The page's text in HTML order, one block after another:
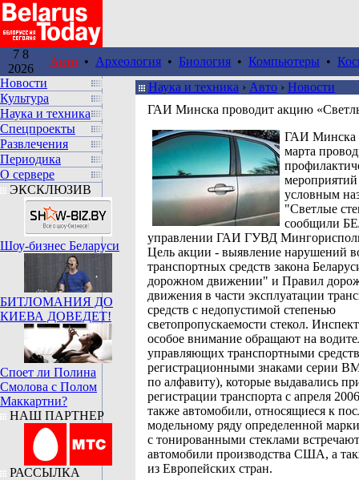
7 8
2026
Авто • Археология • Биология • Компьютеры •
Новости
Культура
Наука и техника
Спецпроекты
Развлечения
Периодика
О сервере
ЭКСКЛЮЗИВ
Шоу-бизнес Беларуси
БИТЛОМАНИЯ ДО
КИЕВА ДОВЕДЕТ!
Споет ли Полина
Смолова с Полом
Маккартни?
НАШ ПАРТНЕР
РАССЫЛКА
Наука и техника › Авто › Новости
ГАИ Минска проводит акцию
ГАИ Минска
марта
условным
"Светлые
сообщили
управлении ГАИ ГУВД
Цель акции - выявление нарушений
транспортных средств закона
дорожном движении" и Правил
движения в части эксплуатации
средств с недопустимой степенью
светопропускаемости стекол.
особое внимание обращают на
управляющих транспортными
регистрационными знаками серии
по алфавиту), которые выдавались
регистрации транспорта с апреля
также автомобили, относящиеся к
модельному ряду определенной
с тонированными стеклами
автомобили производства США, а
из Европейских стран.